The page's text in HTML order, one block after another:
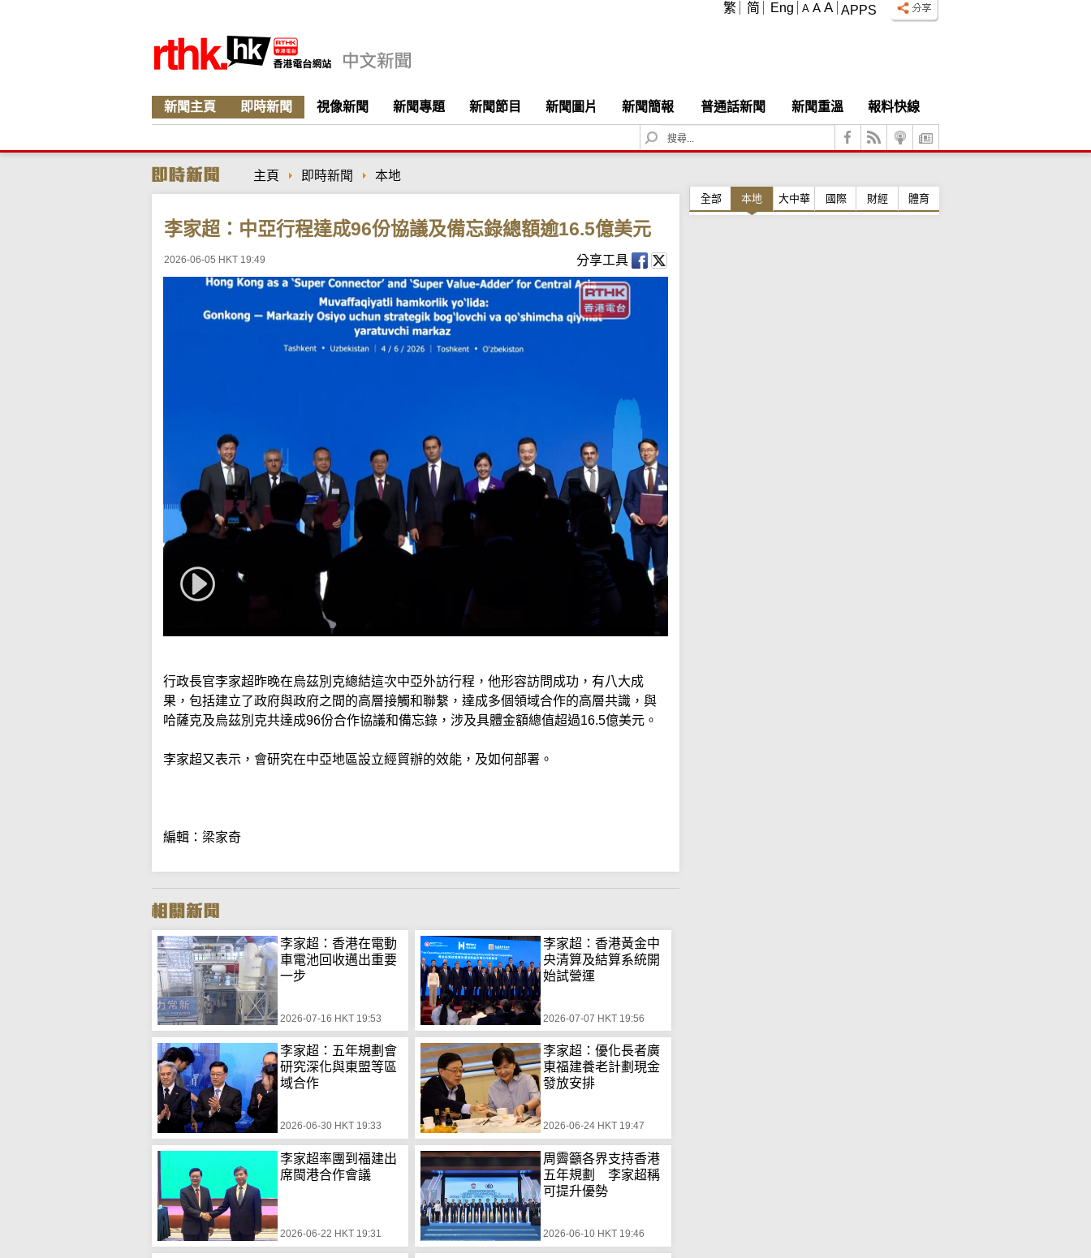
APPS
A A A
繁 简 Eng
新聞主頁 即時新聞 視像新聞 新聞專題 新聞節目 新聞圖片 新聞簡報 普通話新聞 新聞重溫
報料快線
S
e
c
主頁 即時新聞 本地
李家超：中亞行程達成96份協議及備忘錄總額逾16.5億美元
2026-06-05 HKT 19:49 分享工具
行政長官李家超昨晚在烏茲別克總結這次中亞外訪行程，他形容訪問成功，有八大成
果，包括建立了政府與政府之間的高層接觸和聯繫，達成多個領域合作的高層共識，與
哈薩克及烏茲別克共達成96份合作協議和備忘錄，涉及具體金額總值超過16.5億美元。
李家超又表示，會研究在中亞地區設立經貿辦的效能，及如何部署。
編輯：梁家奇
李家超：香港在電動
車電池回收邁出重要
一步
2026-07-16 HKT 19:53
李家超：香港黃金中
央清算及結算系統開
始試營運
2026-07-07 HKT 19:56
李家超：五年規劃會
研究深化與東盟等區
域合作
2026-06-30 HKT 19:33
李家超：優化長者廣
東福建養老計劃現金
發放安排
2026-06-24 HKT 19:47
李家超率團到福建出
席閩港合作會議
2026-06-22 HKT 19:31
周霽籲各界支持香港
五年規劃 李家超稱
可提升優勢
2026-06-10 HKT 19:46
全部 本地 大中華 國際 財經 體育